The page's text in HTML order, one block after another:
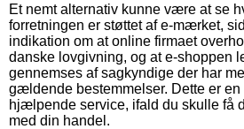
Et nemt alternativ kunne være at se
forretningen er støttet af e-mærket,
indikation om at online firmaet
danske lovgivning, og at e-shoppen
gennemses af sagkyndige der har
gældende bestemmelser. Dette er en
hjælpende service, ifald du skulle få
med din handel.